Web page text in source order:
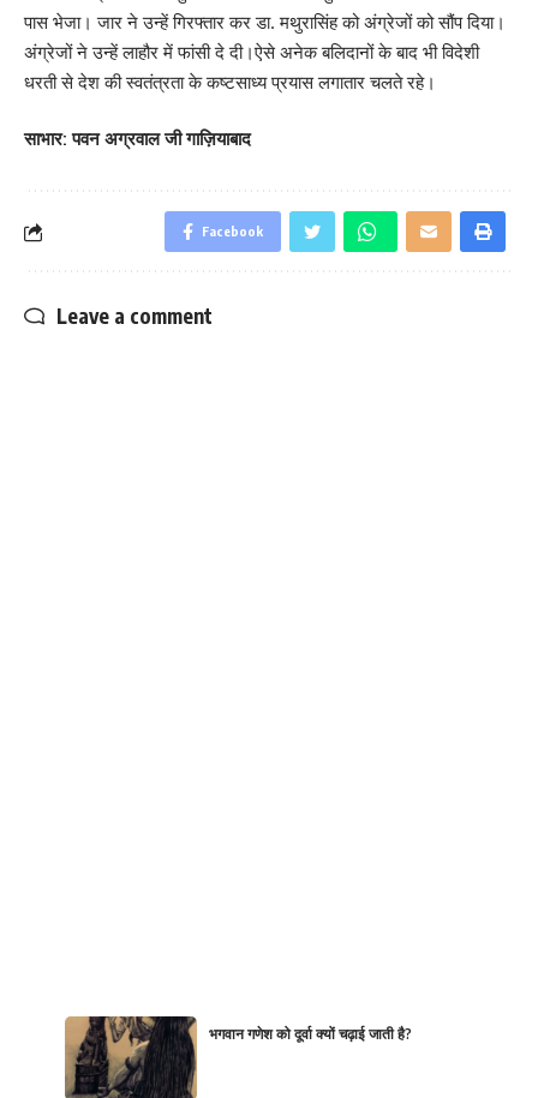
पास भेजा। जार ने उन्हें गिरफ्तार कर डा. मथुरासिंह को अंग्रेजों को सौंप दिया।
अंग्रेजों ने उन्हें लाहौर में फांसी दे दी।ऐसे अनेक बलिदानों के बाद भी विदेशी
धरती से देश की स्वतंत्रता के कष्टसाध्य प्रयास लगातार चलते रहे।
साभार: पवन अग्रवाल जी गाज़ियाबाद
Facebook
Leave a comment
भगवान गणेश को दूर्वा क्यों चढ़ाई जाती है?